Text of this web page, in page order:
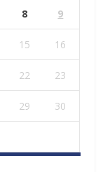
8 9
15 16
22 23
29 30